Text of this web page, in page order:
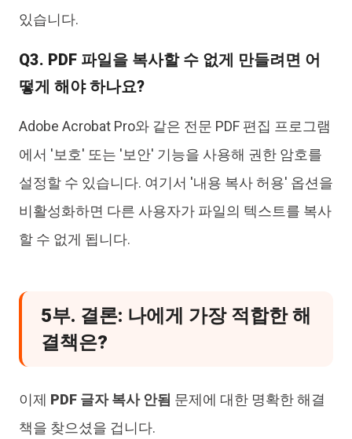
있습니다.
Q3. PDF 파일을 복사할 수 없게 만들려면 어
떻게 해야 하나요?
Adobe Acrobat Pro와 같은 전문 PDF 편집 프로그램
에서 '보호' 또는 '보안' 기능을 사용해 권한 암호를
설정할 수 있습니다. 여기서 '내용 복사 허용' 옵션을
비활성화하면 다른 사용자가 파일의 텍스트를 복사
할 수 없게 됩니다.
5부. 결론: 나에게 가장 적합한 해
결책은?
이제 PDF 글자 복사 안됨 문제에 대한 명확한 해결
책을 찾으셨을 겁니다.